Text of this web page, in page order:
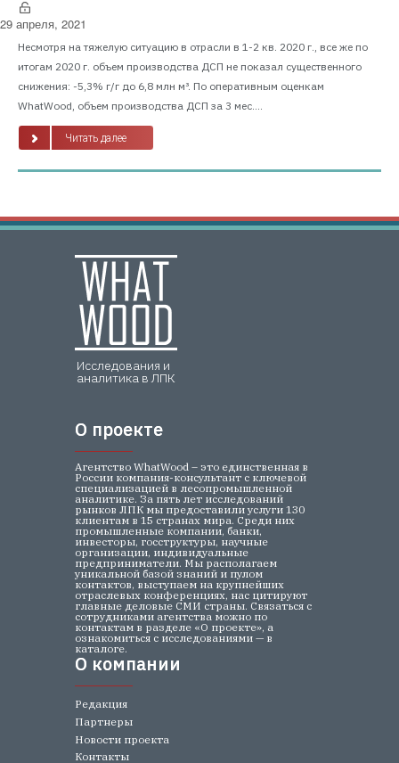
29 апреля, 2021
Несмотря на тяжелую ситуацию в отрасли в 1-2 кв. 2020 г., все же по
итогам 2020 г. объем производства ДСП не показал существенного
снижения: -5,3% г/г до 6,8 млн м³. По оперативным оценкам
WhatWood, объем производства ДСП за 3 мес....
Читать далее
Редакция
Партнеры
Агентство WhatWood – это единственная в
России компания-консультант с ключевой
специализацией в лесопромышленной
аналитике. За пять лет исследований
рынков ЛПК мы предоставили услуги 130
клиентам в 15 странах мира. Среди них
промышленные компании, банки,
инвесторы, госструктуры, научные
организации, индивидуальные
предприниматели. Мы располагаем
уникальной базой знаний и пулом
контактов, выступаем на крупнейших
отраслевых конференциях, нас цитируют
главные деловые СМИ страны. Связаться с
сотрудниками агентства можно по
контактам в разделе «О проекте», а
ознакомиться с исследованиями — в
каталоге.
Новости проекта
Контакты
Исследования и
аналитика в ЛПК
О проекте
О компании
О проекте
О компании